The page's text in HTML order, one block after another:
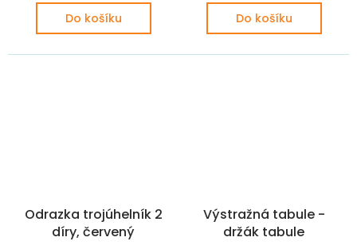
Do košíku Do košíku
Odrazka trojúhelník 2
díry, červený
Výstražná tabule -
držák tabule